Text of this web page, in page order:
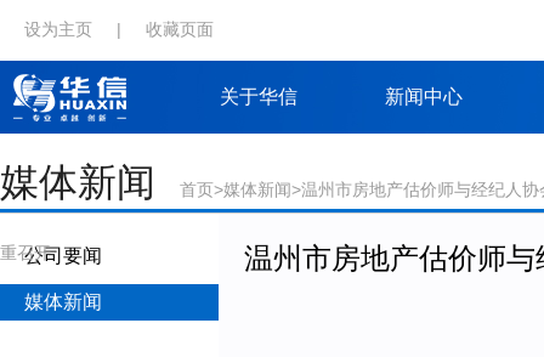
设为主页 | 收藏页面
关于华信 新闻中心
媒体新闻 首页>媒体新闻>温州市房地产估价师与经纪人
重召开公司要闻
媒体新闻
温州市房地产估价师